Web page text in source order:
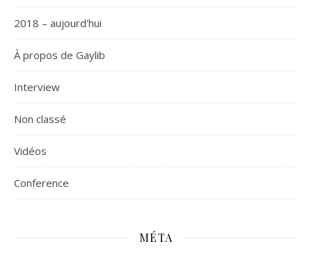
2018 – aujourd'hui
À propos de Gaylib
Interview
Non classé
Vidéos
Сonference
MÉTA